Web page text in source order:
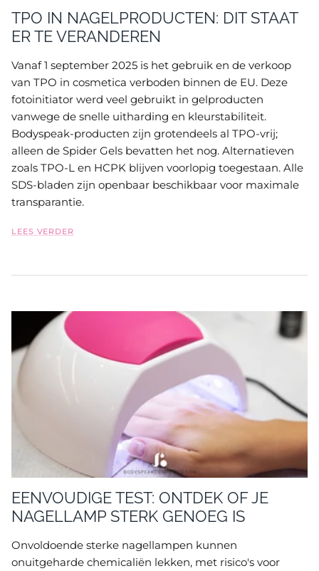
TPO IN NAGELPRODUCTEN: DIT STAAT
ER TE VERANDEREN
Vanaf 1 september 2025 is het gebruik en de verkoop
van TPO in cosmetica verboden binnen de EU. Deze
fotoinitiator werd veel gebruikt in gelproducten
vanwege de snelle uitharding en kleurstabiliteit.
Bodyspeak-producten zijn grotendeels al TPO-vrij;
alleen de Spider Gels bevatten het nog. Alternatieven
zoals TPO-L en HCPK blijven voorlopig toegestaan. Alle
SDS-bladen zijn openbaar beschikbaar voor maximale
transparantie.
LEES VERDER
EENVOUDIGE TEST: ONTDEK OF JE
NAGELLAMP STERK GENOEG IS
Onvoldoende sterke nagellampen kunnen
onuitgeharde chemicaliën lekken, met risico's voor